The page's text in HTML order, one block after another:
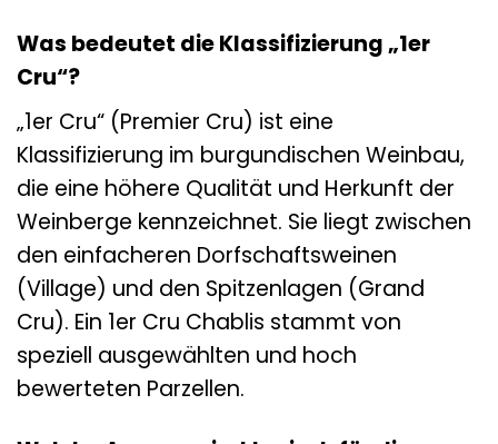
Was bedeutet die Klassifizierung „1er
Cru“?
„1er Cru“ (Premier Cru) ist eine
Klassifizierung im burgundischen Weinbau,
die eine höhere Qualität und Herkunft der
Weinberge kennzeichnet. Sie liegt zwischen
den einfacheren Dorfschaftsweinen
(Village) und den Spitzenlagen (Grand
Cru). Ein 1er Cru Chablis stammt von
speziell ausgewählten und hoch
bewerteten Parzellen.